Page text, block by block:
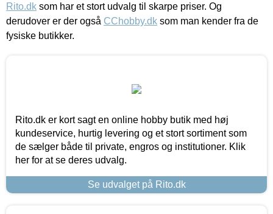
Rito.dk som har et stort udvalg til skarpe priser. Og
derudover er der også CChobby.dk som man kender fra de
fysiske butikker.
Rito.dk er kort sagt en online hobby butik med høj
kundeservice, hurtig levering og et stort sortiment som
de sælger både til private, engros og institutioner. Klik
her for at se deres udvalg.
Se udvalget på Rito.dk